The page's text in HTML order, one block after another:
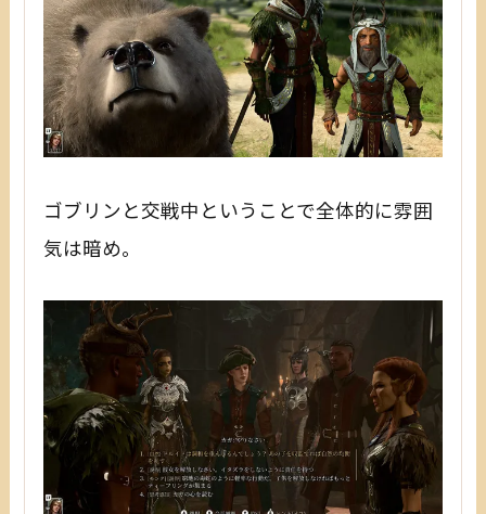
ゴブリンと交戦中ということで全体的に雰囲
気は暗め。